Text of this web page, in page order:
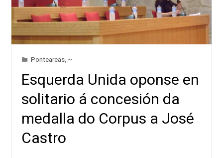
Ponteareas ~
Esquerda Unida oponse en
solitario á concesión da
medalla do Corpus a José
Castro